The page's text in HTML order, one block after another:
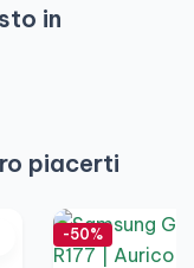
in
piacerti
-50%